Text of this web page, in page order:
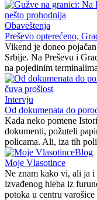
Obaveštenja
Preševo opterećeno,
Vikend je doneo
Srbije. Na Preševu i
na pojedinim
Intervju
Od dokumenata do
Kada neko pomene
dokumenti, požuteli
policama. Ali, iza tih
Blog
Moje Vlasotince
Ne znam kako vi, ali ja i
izvađenog hleba iz
potoka u centru